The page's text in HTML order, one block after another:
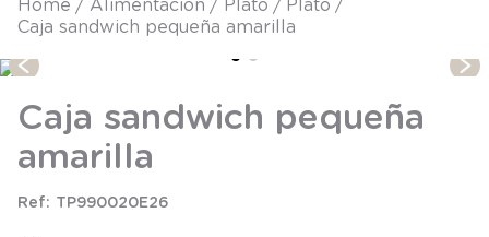
alimentacion plato
plato
Caja sandwich pequeña amarilla
Caja sandwich pequeña
amarilla
TP990020E26
TÉRMINOS MÁS BUSCADOS
1
3.
zapatillas
4.
body
5
panty